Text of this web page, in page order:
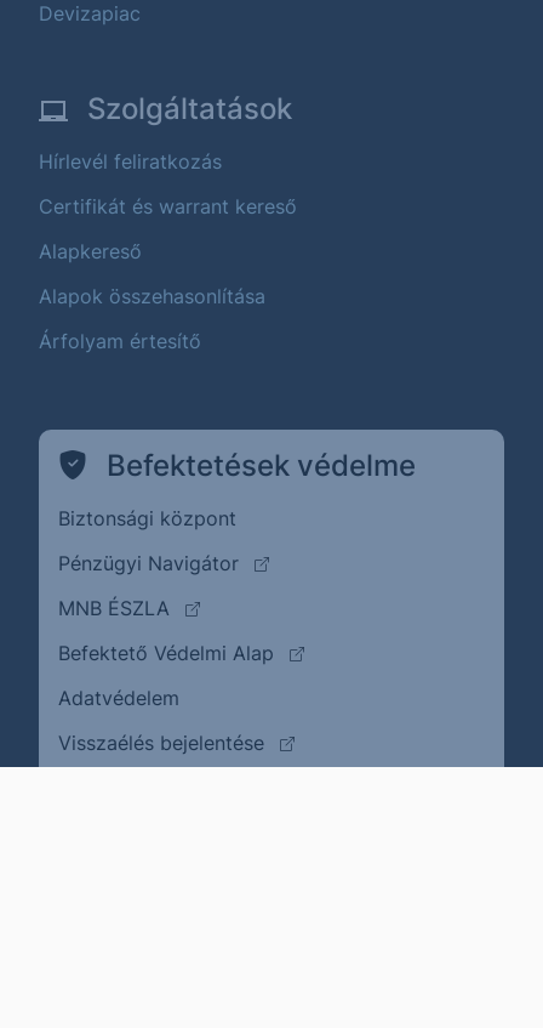
Devizapiac
Szolgáltatások
Hírlevél feliratkozás
Certifikát és warrant kereső
Alapkereső
Alapok összehasonlítása
Árfolyam értesítő
Befektetések védelme
Biztonsági központ
Pénzügyi Navigátor
(külső oldalra ugrik)
MNB ÉSZLA
(külső oldalra ugrik)
Befektető Védelmi Alap
(külső oldalra ugrik)
Adatvédelem
Visszaélés bejelentése
(külső oldalra ugrik)